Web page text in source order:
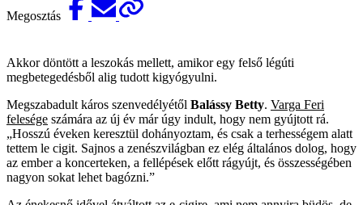
Megosztás
Akkor döntött a leszokás mellett, amikor egy felső légúti
megbetegedésből alig tudott kigyógyulni.
Megszabadult káros szenvedélyétől Balássy Betty. Varga Feri
felesége számára az új év már úgy indult, hogy nem gyújtott rá.
„Hosszú éveken keresztül dohányoztam, és csak a terhességem alatt
tettem le cigit. Sajnos a zenészvilágban ez elég általános dolog, hogy
az ember a koncerteken, a fellépések előtt rágyújt, és összességében
nagyon sokat lehet bagózni.”